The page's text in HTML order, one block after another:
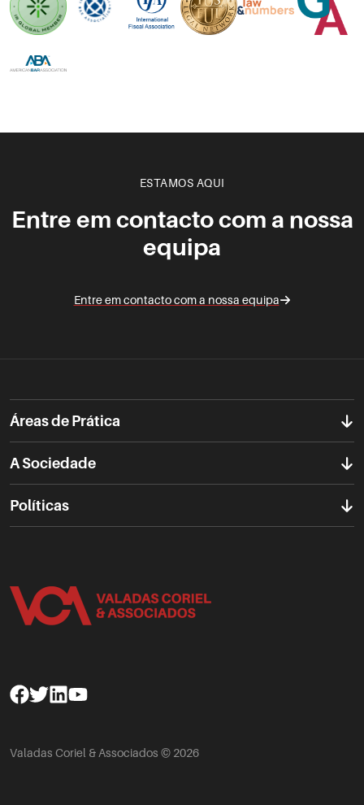
ESTAMOS AQUI
Entre em contacto com a nossa
equipa
Entre em contacto com a nossa equipa
Áreas de Prática
A Sociedade
Políticas
Facebook
TwitterLinkedinYoutube
Valadas Coriel & Associados © 2026